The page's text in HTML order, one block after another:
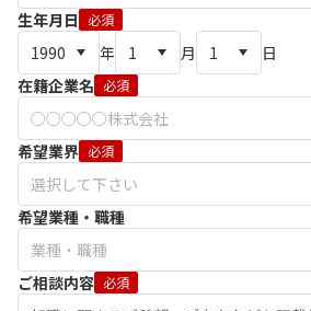
生年月日 必須
年 月
日
在籍企業名 必須
希望業界 必須
希望業種・職種
ご相談内容 必須